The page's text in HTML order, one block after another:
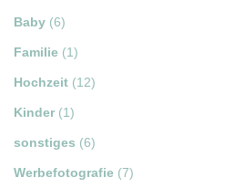
Baby (6)
Familie (1)
Hochzeit (12)
Kinder (1)
sonstiges (6)
Werbefotografie (7)